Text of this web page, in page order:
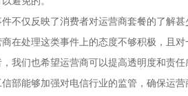
不仅反映了消费者对运营商套餐的了解
在处理这类事件上的态度不够积极，且
我们也希望运营商可以提高透明度和责
部能够加强对电信行业的监管，确保运